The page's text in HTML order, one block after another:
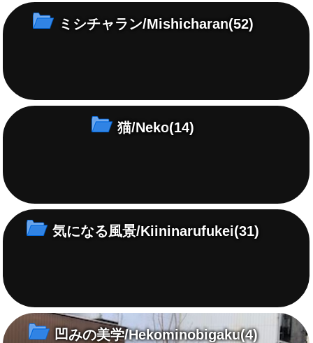
ミシチャラン/Mishicharan(52)
猫/Neko(14)
気になる風景/Kiininarufukei(31)
凹みの美学/Hekominobigaku(4)